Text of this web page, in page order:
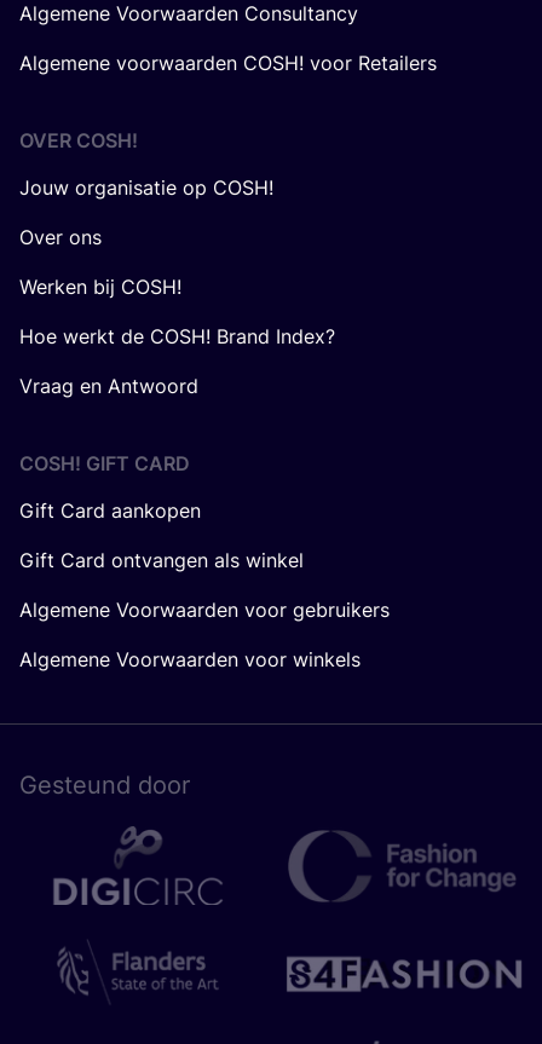
Algemene Voorwaarden Consultancy
Algemene voorwaarden COSH! voor Retailers
OVER COSH!
Jouw organisatie op COSH!
Over ons
Werken bij COSH!
Hoe werkt de COSH! Brand Index?
Vraag en Antwoord
COSH! GIFT CARD
Gift Card aankopen
Gift Card ontvangen als winkel
Algemene Voorwaarden voor gebruikers
Algemene Voorwaarden voor winkels
Gesteund door